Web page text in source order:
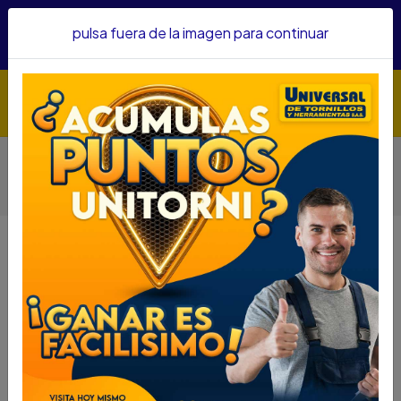
confianza&nbsp;Recibe un KIT PARRILLERO por compras
Herramientas
Accesorios Para Herramientas
Ganchos
GANCHO ENGRAPADORA STANLEY 1/2 TRA708T AZUL
TRABAJO PESADO
GANCHO ENGRAPADORA STANLEY
1/2 TRA708T AZUL TRABAJO
PESADO
DESCRIPCIÓN
GANCHO ENGRAPADORA STANLEY 1/2 TRA708T
AZUL TRABAJO PESADO
pulsa fuera de la imagen para continuar